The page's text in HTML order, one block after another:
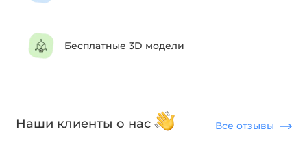
Бесплатные 3D модели
Наши клиенты о нас Все отзывы